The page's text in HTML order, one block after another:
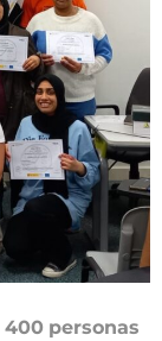
400 personas